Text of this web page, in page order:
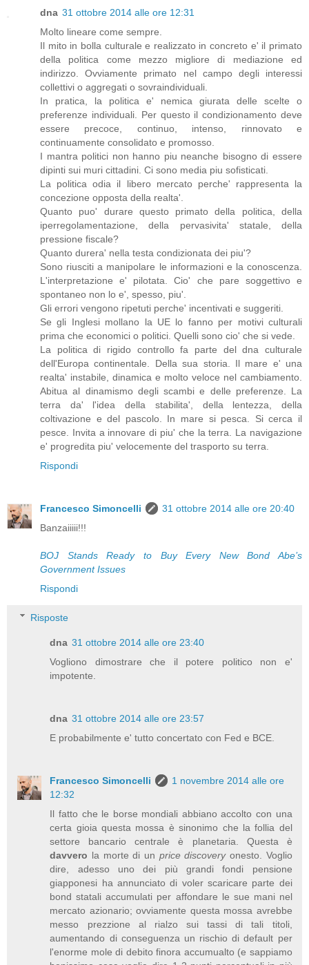
dna 31 ottobre 2014 alle ore 12:31
Molto lineare come sempre.
Il mito in bolla culturale e realizzato in concreto e' il primato
della politica come mezzo migliore di mediazione ed
indirizzo. Ovviamente primato nel campo degli interessi
collettivi o aggregati o sovraindividuali.
In pratica, la politica e' nemica giurata delle scelte o
preferenze individuali. Per questo il condizionamento deve
essere precoce, continuo, intenso, rinnovato e
continuamente consolidato e promosso.
I mantra politici non hanno piu neanche bisogno di essere
dipinti sui muri cittadini. Ci sono media piu sofisticati.
La politica odia il libero mercato perche' rappresenta la
concezione opposta della realta'.
Quanto puo' durare questo primato della politica, della
iperregolamentazione, della pervasivita' statale, della
pressione fiscale?
Quanto durera' nella testa condizionata dei piu'?
Sono riusciti a manipolare le informazioni e la conoscenza.
L'interpretazione e' pilotata. Cio' che pare soggettivo e
spontaneo non lo e', spesso, piu'.
Gli errori vengono ripetuti perche' incentivati e suggeriti.
Se gli Inglesi mollano la UE lo fanno per motivi culturali
prima che economici o politici. Quelli sono cio' che si vede.
La politica di rigido controllo fa parte del dna culturale
dell'Europa continentale. Della sua storia. Il mare e' una
realta' instabile, dinamica e molto veloce nel cambiamento.
Abitua al dinamismo degli scambi e delle preferenze. La
terra da' l'idea della stabilita', della lentezza, della
coltivazione e del pascolo. In mare si pesca. Si cerca il
pesce. Invita a innovare di piu' che la terra. La navigazione
e' progredita piu' velocemente del trasporto su terra.
Rispondi
Francesco Simoncelli
31 ottobre 2014 alle ore 20:40
Banzaiiiii!!!
BOJ Stands Ready to Buy Every New Bond Abe’s
Government Issues
Rispondi
Risposte
dna 31 ottobre 2014 alle ore 23:40
Vogliono dimostrare che il potere politico non e'
impotente.
dna 31 ottobre 2014 alle ore 23:57
E probabilmente e' tutto concertato con Fed e BCE.
Francesco Simoncelli
1 novembre 2014 alle ore
12:32
Il fatto che le borse mondiali abbiano accolto con una
certa gioia questa mossa è sinonimo che la follia del
settore bancario centrale è planetaria. Questa è
davvero la morte di un price discoveryonesto. Voglio
dire, adesso uno dei più grandi fondi pensione
giapponesi ha annunciato di voler scaricare parte dei
bond statali accumulati per affondare le sue mani nel
mercato azionario; ovviamente questa mossa avrebbe
messo prezzione al rialzo sui tassi di tali titoli,
aumentando di conseguenza un rischio di default per
l'enorme mole di debito finora accumualto (e sappiamo